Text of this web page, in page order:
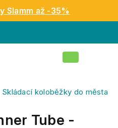
Slamm až -35%
Nákupní
Skládací koloběžky do města
Tube -